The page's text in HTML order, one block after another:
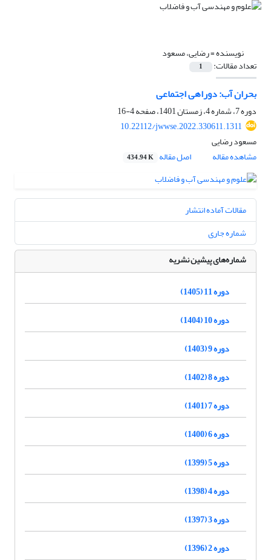
نویسنده =رضایی، مسعود
تعداد مقالات: 1
بحران آب: دوراهی اجتماعی
دوره 7، شماره 4، زمستان 1401، صفحه
4-16
10.22112/jwwse.2022.330611.1311
مسعود رضایی
مشاهده مقاله
اصل مقاله 434.94 K
مقالات آماده انتشار
شماره جاری
شماره‌های پیشین نشریه
دوره 11 (1405)
دوره 10 (1404)
دوره 9 (1403)
دوره 8 (1402)
دوره 7 (1401)
دوره 6 (1400)
دوره 5 (1399)
دوره 4 (1398)
دوره 3 (1397)
دوره 2 (1396)